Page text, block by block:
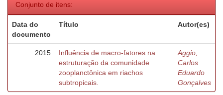
Conjunto de itens:
Data do
documento
Título Autor(es)
2015
Influência de macro-fatores na
estruturação da comunidade
zooplanctônica em riachos
subtropicais.
Aggio,
Carlos
Eduardo
Gonçalves